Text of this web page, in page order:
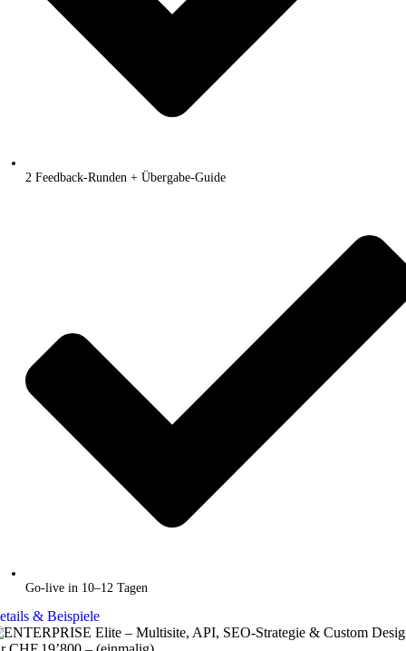
2 Feedback-Runden + Übergabe-Guide
Go-live in 10–12 Tagen
& Beispiele